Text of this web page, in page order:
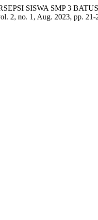
SISWA SMP 3
2, no. 1, Aug. 2023, pp.